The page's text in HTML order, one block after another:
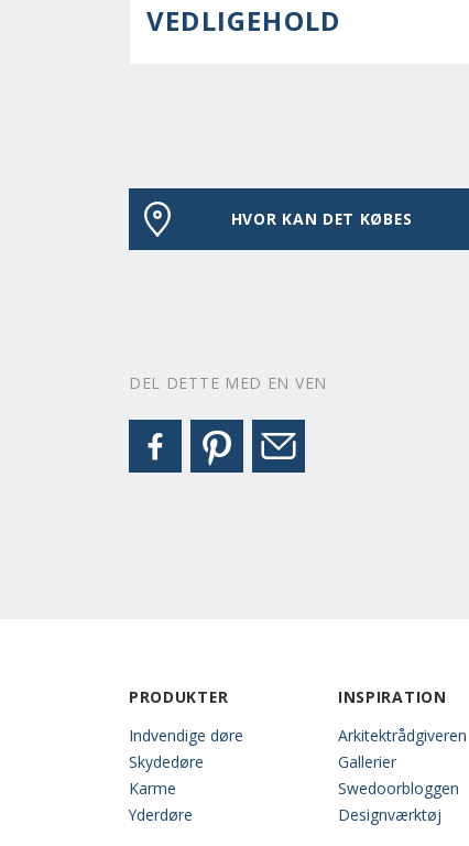
VEDLIGEHOLD
HVOR KAN DET KØBES
DEL DETTE MED EN VEN
PRODUKTER
Indvendige døre
Skydedøre
Karme
Yderdøre
INSPIRATION
Arkitektrådgiveren
Gallerier
Swedoorbloggen
Designværktøj